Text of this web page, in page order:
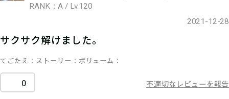
RANK：A / Lv.120
2021-12-28
サクサク解けました。
てごたえ ストーリー ボリューム
0 不適切なレビューを報告